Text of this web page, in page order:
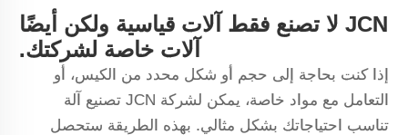
JCN لا تصنع فقط آلات قياسية ولكن أيضًا
آلات خاصة لشركتك.
إذا كنت بحاجة إلى حجم أو شكل محدد من الكيس، أو
التعامل مع مواد خاصة، يمكن لشركة JCN تصنيع آلة
تناسب احتياجاتك بشكل مثالي. بهذه الطريقة ستحصل